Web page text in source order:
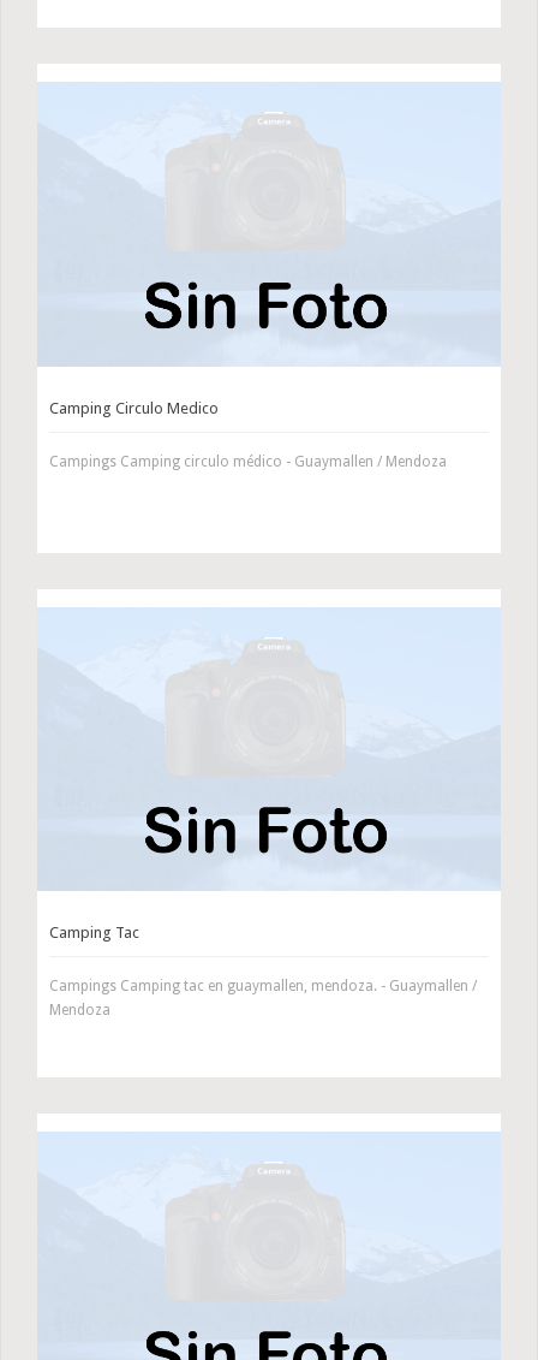
Camping Circulo Medico
Campings Camping circulo médico - Guaymallen / Mendoza
Camping Tac
Campings Camping tac en guaymallen, mendoza. - Guaymallen /
Mendoza